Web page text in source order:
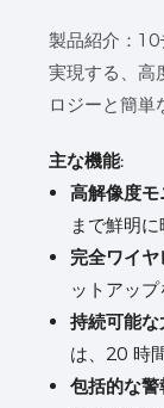
製品紹介：
実現する、高
ロジーと簡単
主な機能:
高解像度
まで鮮明に
完全ワイヤ
ットアッ
持続可能
は、20 時
包括的な